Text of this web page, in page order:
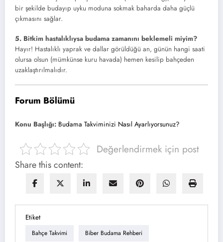
bir şekilde budayıp uyku moduna sokmak baharda daha güçlü
çıkmasını sağlar.
5. Bitkim hastalıklıysa budama zamanını beklemeli miyim?
Hayır! Hastalıklı yaprak ve dallar görüldüğü an, günün hangi saati
olursa olsun (mümkünse kuru havada) hemen kesilip bahçeden
uzaklaştırılmalıdır.
Forum Bölümü
Konu Başlığı: Budama Takviminizi Nasıl Ayarlıyorsunuz?
Değerlendirmek için post
Share this content:
Etiket
Bahçe Takvimi Biber Budama Rehberi